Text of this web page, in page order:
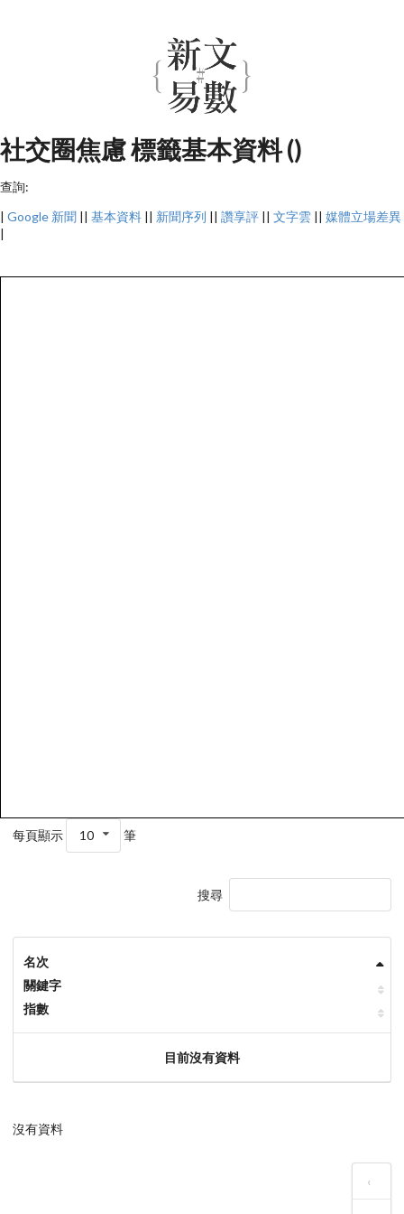
社交圈焦慮 標籤基本資料 ()
查詢:
| Google 新聞 || 基本資料 || 新聞序列 || 讚享評 || 文字雲 || 媒體立場差異
|
每頁顯示 10 筆
搜尋
名次
關鍵字
指數
目前沒有資料
沒有資料
‹